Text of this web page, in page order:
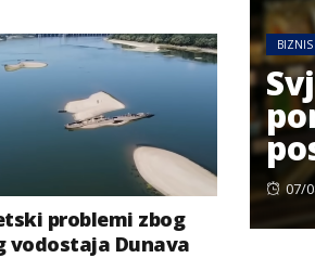
BIZNIS
07/
problemi zbog
vodostaja Dunava